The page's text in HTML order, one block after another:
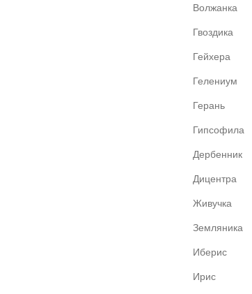
Волжанка
Гвоздика
Гейхера
Гелениум
Герань
Гипсофила
Дербенник
Дицентра
Живучка
Земляника
Иберис
Ирис